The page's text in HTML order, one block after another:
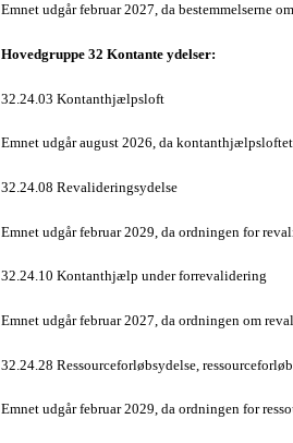
Emnet udgår februar 2027, da bestemmelserne
Hovedgruppe 32 Kontante ydelser:
32.24.03 Kontanthjælpsloft
Emnet udgår august 2026, da
32.24.08 Revalideringsydelse
Emnet udgår februar 2029, da ordningen for
32.24.10 Kontanthjælp under forrevalidering
Emnet udgår februar 2027, da ordningen om
32.24.28 Ressourceforløbsydelse, ressourceforløb
Emnet udgår februar 2029, da ordningen for